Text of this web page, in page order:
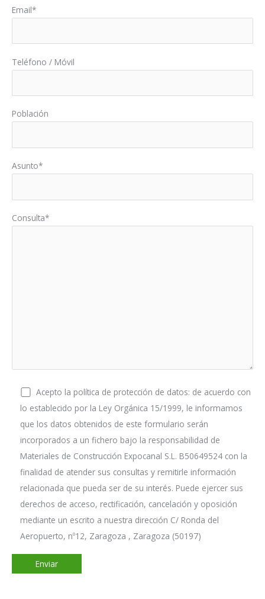
Email*
Teléfono / Móvil
Población
Asunto*
Consulta*
Acepto la política de protección de datos: de acuerdo con
lo establecido por la Ley Orgánica 15/1999, le informamos
que los datos obtenidos de este formulario serán
incorporados a un fichero bajo la responsabilidad de
Materiales de Construcción Expocanal S.L. B50649524 con la
finalidad de atender sus consultas y remitirle información
relacionada que pueda ser de su interés. Puede ejercer sus
derechos de acceso, rectificación, cancelación y oposición
mediante un escrito a nuestra dirección C/ Ronda del
Aeropuerto, nº12, Zaragoza , Zaragoza (50197)